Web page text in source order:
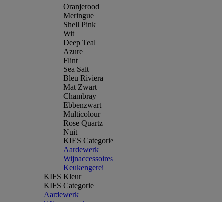
Oranjerood
Meringue
Shell Pink
Wit
Deep Teal
Azure
Flint
Sea Salt
Bleu Riviera
Mat Zwart
Chambray
Ebbenzwart
Multicolour
Rose Quartz
Nuit
KIES Categorie
Aardewerk
Wijnaccessoires
Keukengerei
KIES Kleur
KIES Categorie
Aardewerk